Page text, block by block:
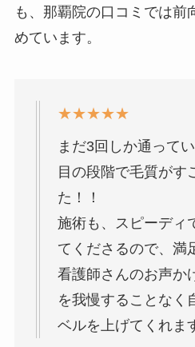
も、那覇院の口コミでは前
めています。
★★★★★
まだ3回しか通って
目の段階で毛質がす
た！！
施術も、スピーディ
てくださるので、満
看護師さんのお声か
を我慢することなく
ベルを上げてくれま